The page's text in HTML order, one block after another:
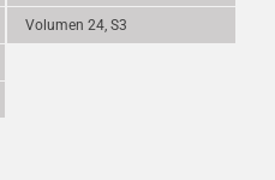
Volumen 24, S3